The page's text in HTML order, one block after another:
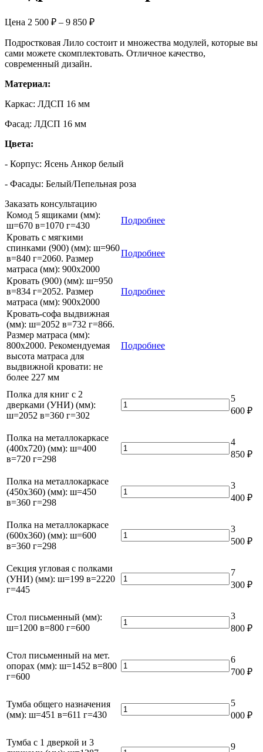
Цена 2 500 ₽ – 9 850 ₽
Подростковая Лило состоит и множества модулей, которые вы
сами можете скомплектовать. Отличное качество,
современный дизайн.
Материал:
Каркас: ЛДСП 16 мм
Фасад: ЛДСП 16 мм
Цвета:
- Корпус: Ясень Анкор белый
- Фасады: Белый/Пепельная роза
Заказать консультацию
Комод 5 ящиками (мм):
ш=670 в=1070 г=430
Подробнее
Кровать с мягкими
спинками (900) (мм): ш=960
в=840 г=2060. Размер
матраса (мм): 900x2000
Подробнее
Кровать (900) (мм): ш=950
в=834 г=2052. Размер
матраса (мм): 900x2000
Подробнее
Кровать-софа выдвижная
(мм): ш=2052 в=732 г=866.
Размер матраса (мм):
800x2000. Рекомендуемая
высота матраса для
выдвижной кровати: не
более 227 мм
Подробнее
Полка для книг с 2
дверками (УНИ) (мм):
ш=2052 в=360 г=302
Количество
товара
книг
с
(УНИ)
(мм):
г=302
5
600 ₽
Полка на металлокаркасе
(400х720) (мм): ш=400
в=720 г=298
Количество
товара
металлокаркасе
(400х720)
в=720
г=298
4
850 ₽
Полка на металлокаркасе
(450х360) (мм): ш=450
в=360 г=298
Количество
товара
металлокаркасе
(450х360)
в=360
г=298
3
400 ₽
Полка на металлокаркасе
(600х360) (мм): ш=600
в=360 г=298
Количество
товара
металлокаркасе
(600х360)
в=360
г=298
3
500 ₽
Секция угловая с полками
(УНИ) (мм): ш=199 в=2220
г=445
Количество
товара
с
полками
ш=199
в=2220
7
300 ₽
Стол письменный (мм):
ш=1200 в=800 г=600
Количество
товара
(мм):
ш=1200
3
800 ₽
Стол письменный на мет.
опорах (мм): ш=1452 в=800
г=600
Количество
товара
на
мет.
ш=1452
6
700 ₽
Тумба общего назначения
(мм): ш=451 в=611 г=430
Количество
товара
назначения
5
000 ₽
Тумба с 1 дверкой и 3
9